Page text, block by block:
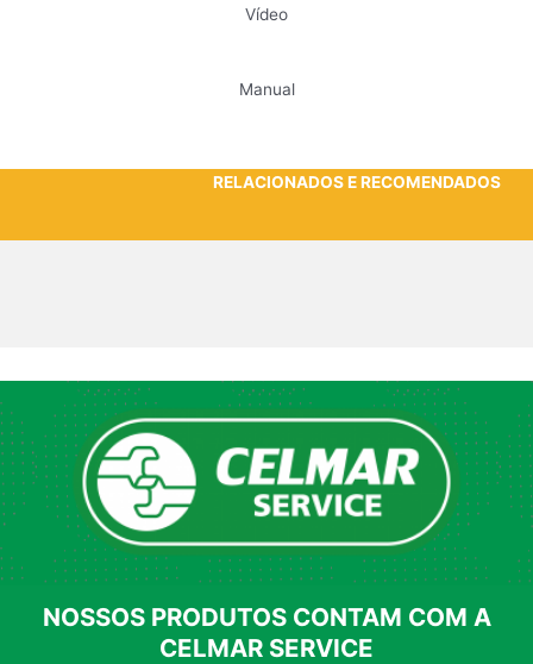
Vídeo
Manual
RELACIONADOS E RECOMENDADOS
NOSSOS PRODUTOS CONTAM COM A
CELMAR SERVICE